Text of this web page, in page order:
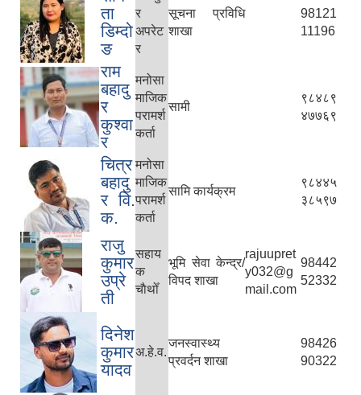
ता
डिम्दो
ङ
र
अपरेट
र
सूचना प्रविधि
शाखा
98121
11196
राम
बहादु
र
कुश्वा
र
मनोसा
माजिक
परामर्श
कर्ता
सामी
९८४८९
४७७६९
चित्र
बहादु
र वि.
क.
मनोसा
माजिक
परामर्श
कर्ता
सामि कार्यक्रम
९८४४५
३८५९७
राजु
कुमार
उप्रे
ती
सहाय
क
चाैथोँ
भूमि सेवा केन्द्र/
विपद शाखा
rajuupret
y032@g
mail.com
98442
52332
दिनेश
कुमार
यादव
अ.हे.व.
जनस्वास्थ्य
प्रवर्दन शाखा
98426
90322